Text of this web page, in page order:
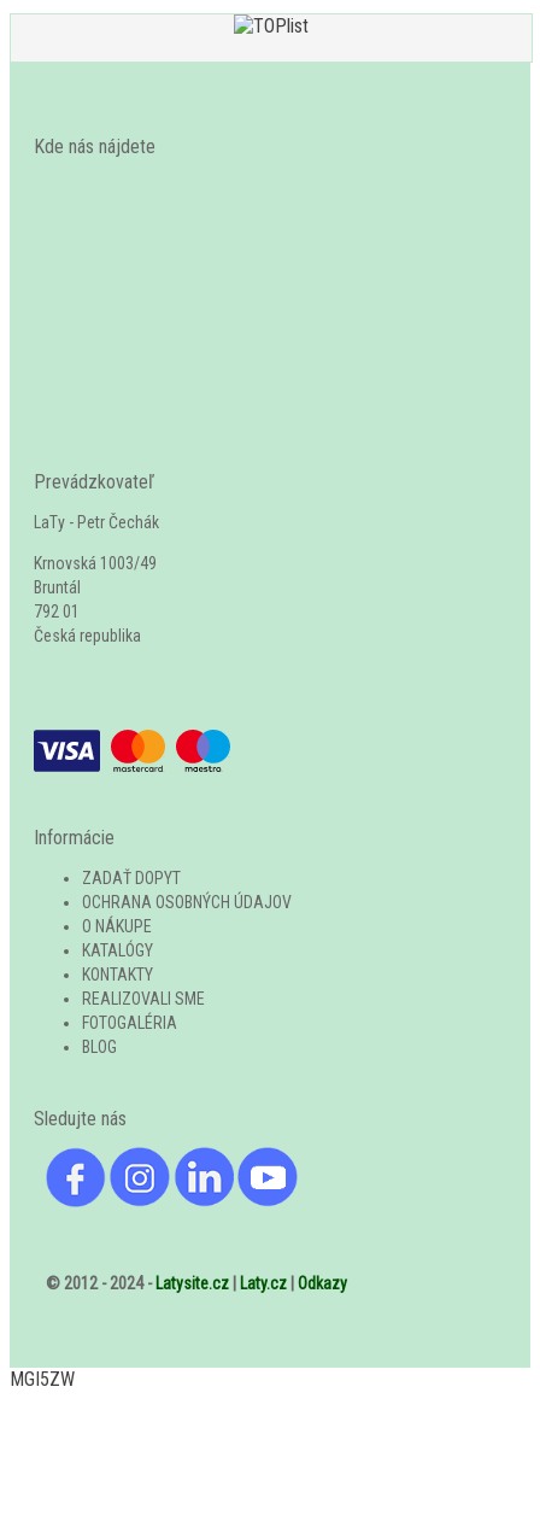
Kde nás nájdete
Prevádzkovateľ
LaTy - Petr Čechák
Krnovská 1003/49
Bruntál
792 01
Česká republika
Informácie
ZADAŤ DOPYT
OCHRANA OSOBNÝCH ÚDAJOV
O NÁKUPE
KATALÓGY
KONTAKTY
REALIZOVALI SME
FOTOGALÉRIA
BLOG
Sledujte nás
© 2012 - 2024 - Latysite.cz Laty.cz Odkazy
MGI5ZW